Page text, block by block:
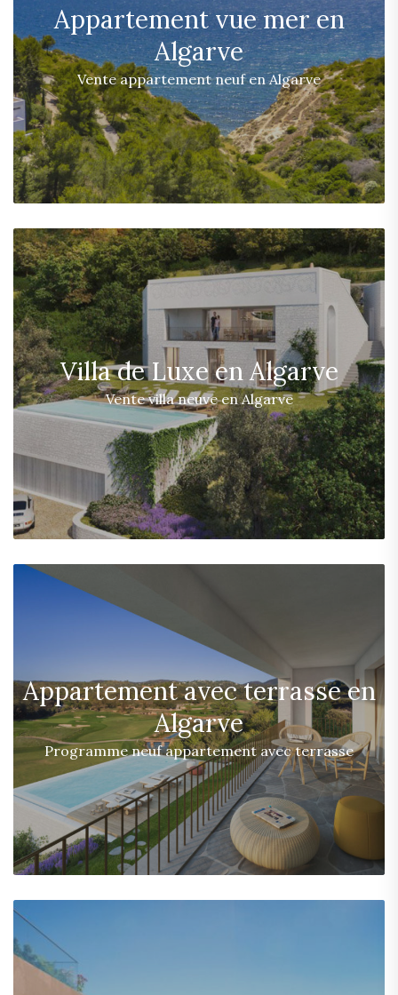
Appartement vue mer en
Algarve
Vente appartement neuf en Algarve
Villa de Luxe en Algarve
Vente villa neuve en Algarve
Appartement avec terrasse en
Algarve
Programme neuf appartement avec terrasse